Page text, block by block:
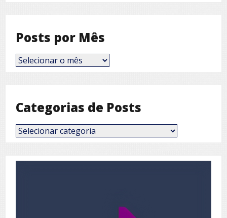
Posts por Mês
Posts
por
Categorias de Posts
Categorias
de